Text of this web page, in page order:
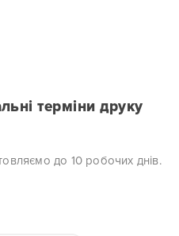
терміни друку
до 10 робочих днів.